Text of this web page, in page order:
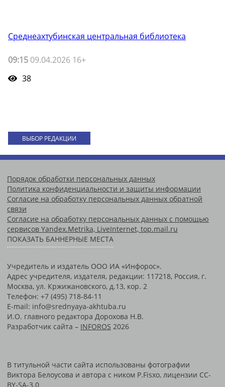
Среднеахтубинская центральная библиотека
09:15 09.04.2026 16+
38
ВЫБОР РЕДАКЦИИ
Порядок обработки персональных данных
Политика конфиденциальности и защиты информации
Согласие на обработку персональных данных обратной
связи
Согласие на обработку персональных данных с помощью
сервисов Yandex.Metrika, LiveInternet, top.mail.ru
ПОКАЗАТЬ БАННЕРНЫЕ МЕСТА
Учредитель и издатель ООО ИА «Инфорос».
Адрес учредителя, издателя, редакции: 117218, Россия, г.
Москва, ул. Кржижановского, д.13, кор. 2
Телефон: +7 (495) 718-84-11
E-mail: info@srednyaya-akhtuba.ru
И.О. главного редактора Дорохова Н.В.
Разработчик сайта – INFOROS 2026
В титульной части сайта использованы фотографии
Виктора Белоусова и автора с ником P.Fisxo, лицензии CC-
BY-SA-3.0